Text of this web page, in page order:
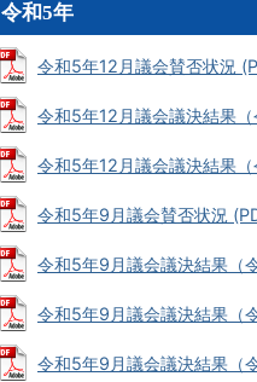
令和5年
令和5年12月議会賛否状況
令和5年12月議会議決結果
令和5年12月議会議決結果
令和5年9月議会賛否状況
令和5年9月議会議決結果（
令和5年9月議会議決結果（
令和5年9月議会議決結果（